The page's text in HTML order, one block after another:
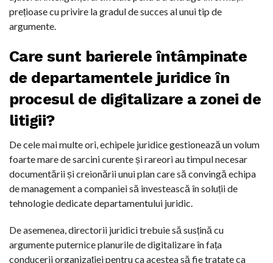
prețioase cu privire la gradul de succes al unui tip de
argumente.
Care sunt barierele întâmpinate
de departamentele juridice în
procesul de digitalizare a zonei de
litigii?
De cele mai multe ori, echipele juridice gestionează un volum
foarte mare de sarcini curente și rareori au timpul necesar
documentării și creionării unui plan care să convingă echipa
de management a companiei să investească în soluții de
tehnologie dedicate departamentului juridic.
De asemenea, directorii juridici trebuie să susțină cu
argumente puternice planurile de digitalizare în fața
conducerii organizației pentru ca acestea să fie tratate ca